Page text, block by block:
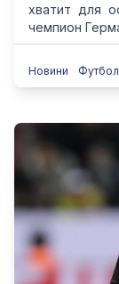
хватит для
чемпион
Новини Футбол